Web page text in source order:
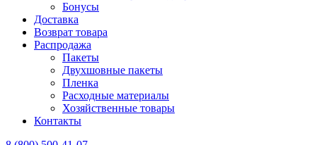
Бонусы
Доставка
Возврат товара
Распродажа
Пакеты
Двухшовные пакеты
Пленка
Расходные материалы
Хозяйственные товары
Контакты